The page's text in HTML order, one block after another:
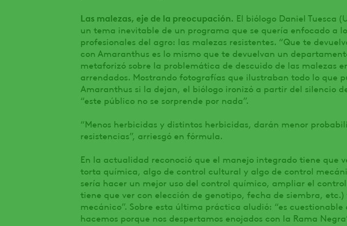
Las malezas, eje de la preocupación. El biólogo Daniel Tuesca
un tema inevitable de un programa que se quería enfocado a
profesionales del agro: las malezas resistentes. “Que te
con Amaranthus es lo mismo que te devuelvan un
metaforizó sobre la problemática de descuido de las malezas
arrendados. Mostrando fotografías que ilustraban todo lo que
Amaranthus si la dejan, el biólogo ironizó a partir del silencio
“este público no se sorprende por nada”.
“Menos herbicidas y distintos herbicidas, darán menor
resistencias”, arriesgó en fórmula.
En la actualidad reconoció que el manejo integrado tiene que
torta química, algo de control cultural y algo de control
sería hacer un mejor uso del control químico, ampliar el
tiene que ver con elección de genotipo, fecha de siembra,
mecánico”. Sobre esta última práctica aludió: “es cuestionable
hacemos porque nos despertamos enojados con la Rama